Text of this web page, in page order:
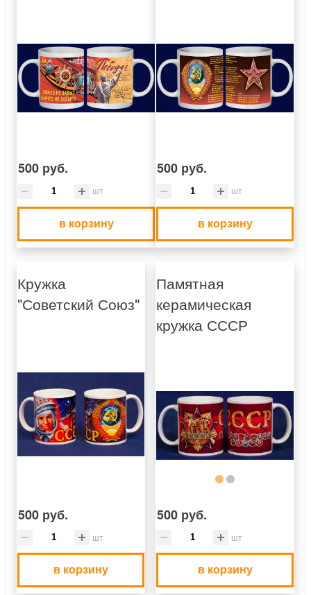
500 руб.
шт
в корзину
500 руб.
шт
в корзину
Кружка
"Советский Союз"
500 руб.
шт
в корзину
Памятная
керамическая
кружка СССР
500 руб.
шт
в корзину